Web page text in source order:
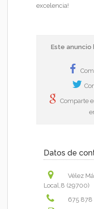
excelencia!
Este anuncio
Comparte
Datos de
Vélez
Local,8 (29700)
675 878